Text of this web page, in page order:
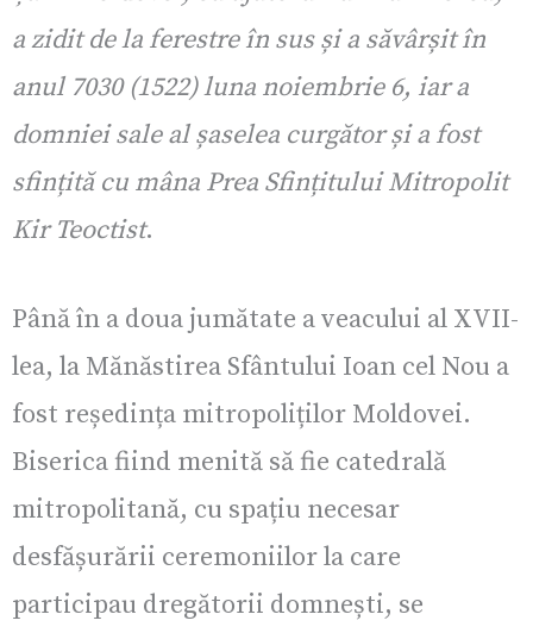
a zidit de la ferestre în sus și a săvârșit în
anul 7030 (1522) luna noiembrie 6, iar a
domniei sale al șaselea curgător și a fost
sfințită cu mâna Prea Sfințitului Mitropolit
Kir Teoctist.
Până în a doua jumătate a veacului al XVII-
lea, la Mănăstirea Sfântului Ioan cel Nou a
fost reședința mitropoliților Moldovei.
Biserica fiind menită să fie catedrală
mitropolitană, cu spațiu necesar
desfășurării ceremoniilor la care
participau dregătorii domnești, se